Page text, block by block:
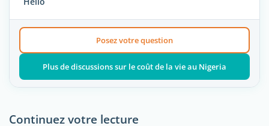
Posez votre question
Plus de discussions sur le coût de la vie au Nigeria
Continuez votre lecture